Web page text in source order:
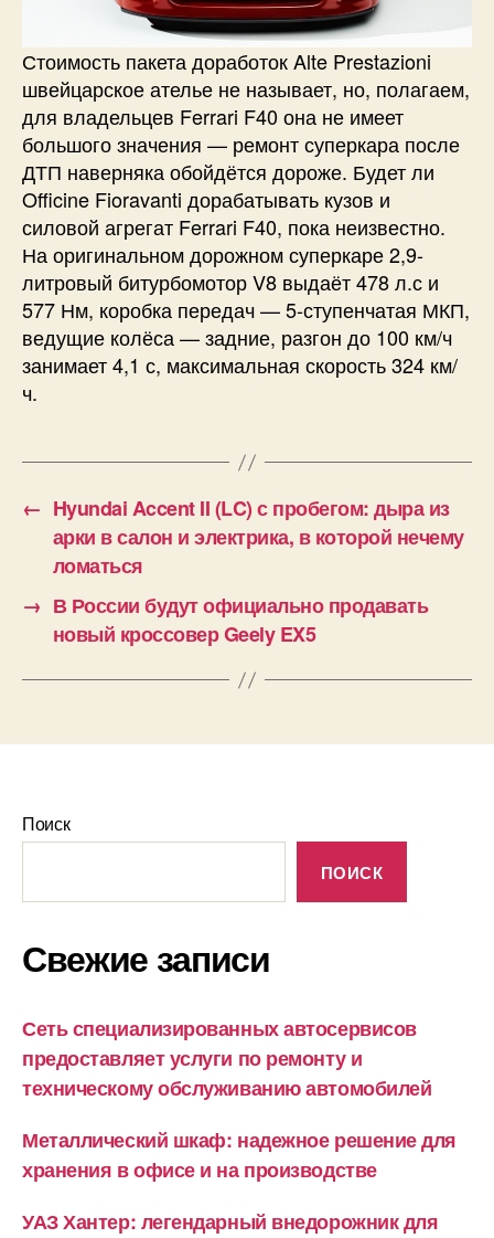
Стоимость пакета доработок Alte Prestazioni
швейцарское ателье не называет, но, полагаем,
для владельцев Ferrari F40 она не имеет
большого значения — ремонт суперкара после
ДТП наверняка обойдётся дороже. Будет ли
Officine Fioravanti дорабатывать кузов и
силовой агрегат Ferrari F40, пока неизвестно.
На оригинальном дорожном суперкаре 2,9-
литровый битурбомотор V8 выдаёт 478 л.с и
577 Нм, коробка передач — 5-ступенчатая МКП,
ведущие колёса — задние, разгон до 100 км/ч
занимает 4,1 с, максимальная скорость 324 км/
ч.
← Hyundai Accent II (LC) с пробегом: дыра из
арки в салон и электрика, в которой нечему
ломаться
→ В России будут официально продавать
новый кроссовер Geely EX5
Поиск
ПОИСК
Свежие записи
Сеть специализированных автосервисов
предоставляет услуги по ремонту и
техническому обслуживанию автомобилей
Металлический шкаф: надежное решение для
хранения в офисе и на производстве
УАЗ Хантер: легендарный внедорожник для